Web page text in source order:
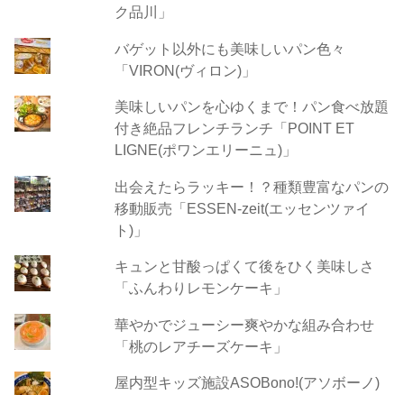
ク品川」
バゲット以外にも美味しいパン色々
「VIRON(ヴィロン)」
美味しいパンを心ゆくまで！パン食べ放題
付き絶品フレンチランチ「POINT ET
LIGNE(ポワンエリーニュ)」
出会えたらラッキー！？種類豊富なパンの
移動販売「ESSEN-zeit(エッセンツァイ
ト)」
キュンと甘酸っぱくて後をひく美味しさ
「ふんわりレモンケーキ」
華やかでジューシー爽やかな組み合わせ
「桃のレアチーズケーキ」
屋内型キッズ施設ASOBono!(アソボーノ)